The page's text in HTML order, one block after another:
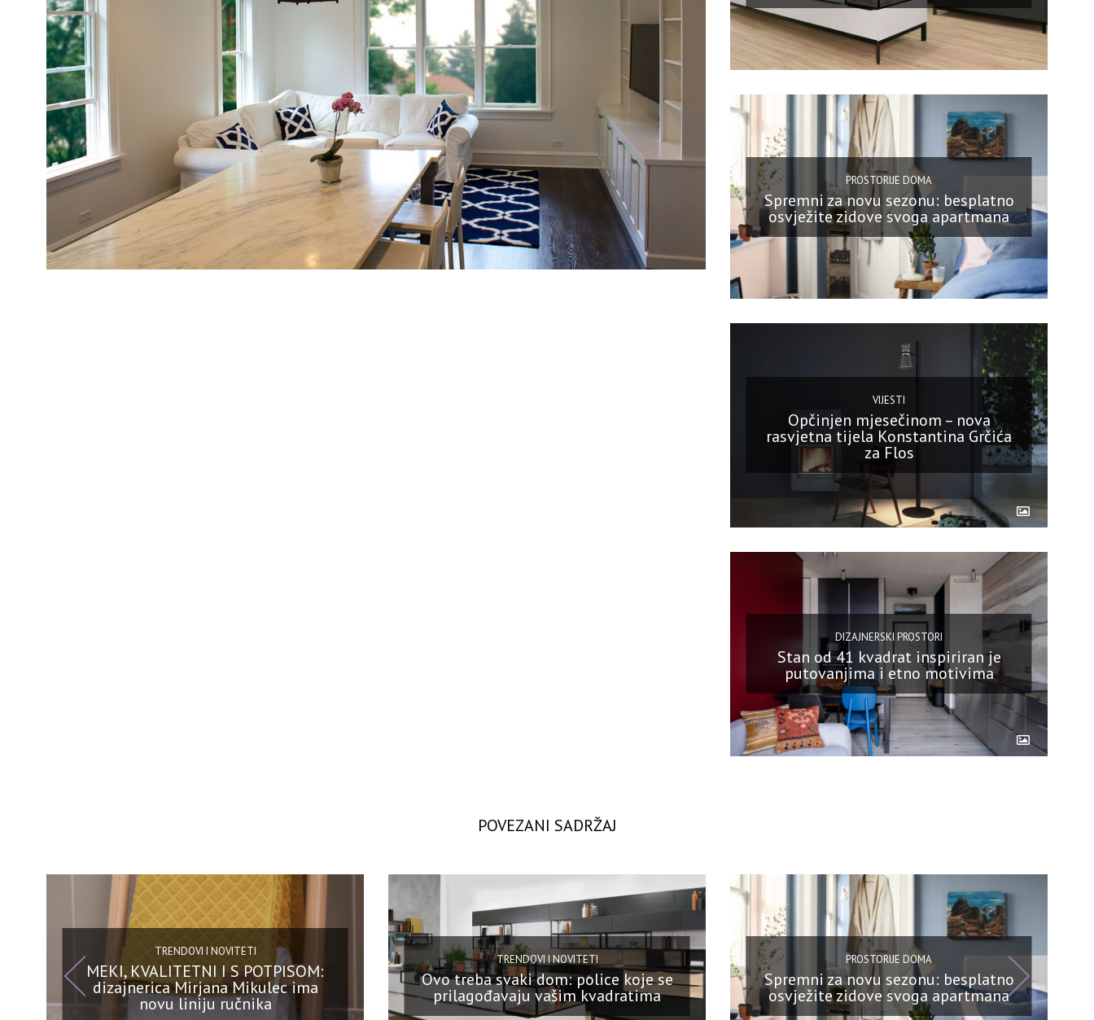
PROSTORIJE DOMA
Spremni za novu sezonu: besplatno
osvježite zidove svoga apartmana
VIJESTI
Opčinjen mjesečinom – nova
rasvjetna tijela Konstantina Grčića
za Flos
DIZAJNERSKI PROSTORI
Stan od 41 kvadrat inspiriran je
putovanjima i etno motivima
POVEZANI SADRŽAJ
TRENDOVI I NOVITETI
MEKI, KVALITETNI I S POTPISOM:
dizajnerica Mirjana Mikulec ima
novu liniju ručnika
TRENDOVI I NOVITETI
Ovo treba svaki dom: police koje se
prilagođavaju vašim kvadratima
PROSTORIJE DOMA
Spremni za novu sezonu: besplatno
osvježite zidove svoga apartmana